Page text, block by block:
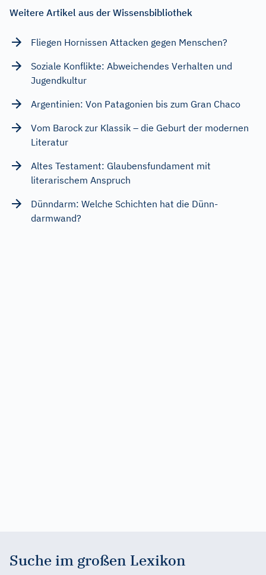
Weitere Artikel aus der Wissensbibliothek
Fliegen Hornissen Attacken gegen Menschen?
Soziale Konflikte: Abweichendes Verhalten und
Jugendkultur
Argentinien: Von Patagonien bis zum Gran Chaco
Vom Barock zur Klassik – die Geburt der modernen
Literatur
Altes Testament: Glaubensfundament mit
literarischem Anspruch
Dünndarm: Welche Schichten hat die Dünn-
darmwand?
Suche im großen Lexikon